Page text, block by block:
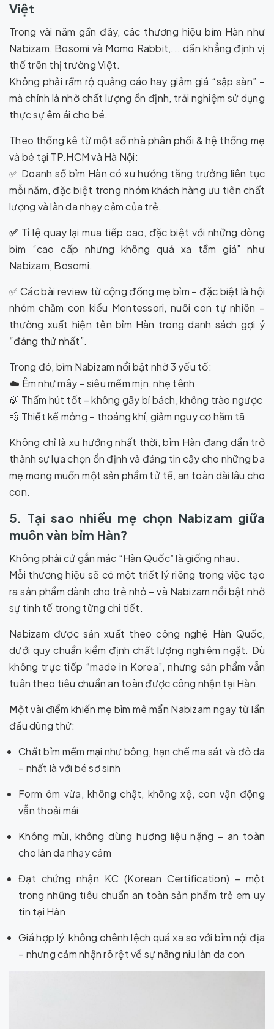
Việt
Trong vài năm gần đây, các thương hiệu bỉm Hàn như
Nabizam, Bosomi và Momo Rabbit,... dần khẳng định vị
thế trên thị trường Việt.
Không phải rầm rộ quảng cáo hay giảm giá “sập sàn” –
mà chính là nhờ chất lượng ổn định, trải nghiệm sử dụng
thực sự êm ái cho bé.
Theo thống kê từ một số nhà phân phối & hệ thống mẹ
và bé tại TP.HCM và Hà Nội:
✅ Doanh số bỉm Hàn có xu hướng tăng trưởng liên tục
mỗi năm, đặc biệt trong nhóm khách hàng ưu tiên chất
lượng và làn da nhạy cảm của trẻ.
✅ Tỉ lệ quay lại mua tiếp cao, đặc biệt với những dòng
bỉm “cao cấp nhưng không quá xa tầm giá” như
Nabizam, Bosomi.
✅ Các bài review từ cộng đồng mẹ bỉm – đặc biệt là hội
nhóm chăm con kiểu Montessori, nuôi con tự nhiên –
thường xuất hiện tên bỉm Hàn trong danh sách gợi ý
“đáng thử nhất”.
Trong đó, bỉm Nabizam nổi bật nhờ 3 yếu tố:
☁️ Êm như mây – siêu mềm mịn, nhẹ tênh
🍃 Thấm hút tốt – không gây bí bách, không trào ngược
💨 Thiết kế mỏng – thoáng khí, giảm nguy cơ hăm tã
Không chỉ là xu hướng nhất thời, bỉm Hàn đang dần trở
thành sự lựa chọn ổn định và đáng tin cậy cho những ba
mẹ mong muốn một sản phẩm tử tế, an toàn dài lâu cho
con.
5. Tại sao nhiều mẹ chọn Nabizam giữa
muôn vàn bỉm Hàn?
Không phải cứ gắn mác “Hàn Quốc” là giống nhau.
Mỗi thương hiệu sẽ có một triết lý riêng trong việc tạo
ra sản phẩm dành cho trẻ nhỏ – và Nabizam nổi bật nhờ
sự tinh tế trong từng chi tiết.
Nabizam được sản xuất theo công nghệ Hàn Quốc,
dưới quy chuẩn kiểm định chất lượng nghiêm ngặt. Dù
không trực tiếp “made in Korea”, nhưng sản phẩm vẫn
tuân theo tiêu chuẩn an toàn được công nhận tại Hàn.
Một vài điểm khiến mẹ bỉm mê mẩn Nabizam ngay từ lần
đầu dùng thử:
Chất bỉm mềm mại như bông, hạn chế ma sát và đỏ da
– nhất là với bé sơ sinh
Form ôm vừa, không chật, không xệ, con vận động
vẫn thoải mái
Không mùi, không dùng hương liệu nặng – an toàn
cho làn da nhạy cảm
Đạt chứng nhận KC (Korean Certification) – một
trong những tiêu chuẩn an toàn sản phẩm trẻ em uy
tín tại Hàn
Giá hợp lý, không chênh lệch quá xa so với bỉm nội địa
– nhưng cảm nhận rõ rệt về sự nâng niu làn da con